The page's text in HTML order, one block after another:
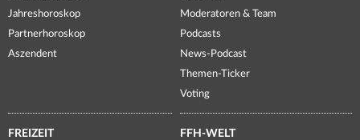
Jahreshoroskop
Partnerhoroskop
Aszendent
Moderatoren & Team
Podcasts
News-Podcast
Themen-Ticker
Voting
FREIZEIT FFH-WELT